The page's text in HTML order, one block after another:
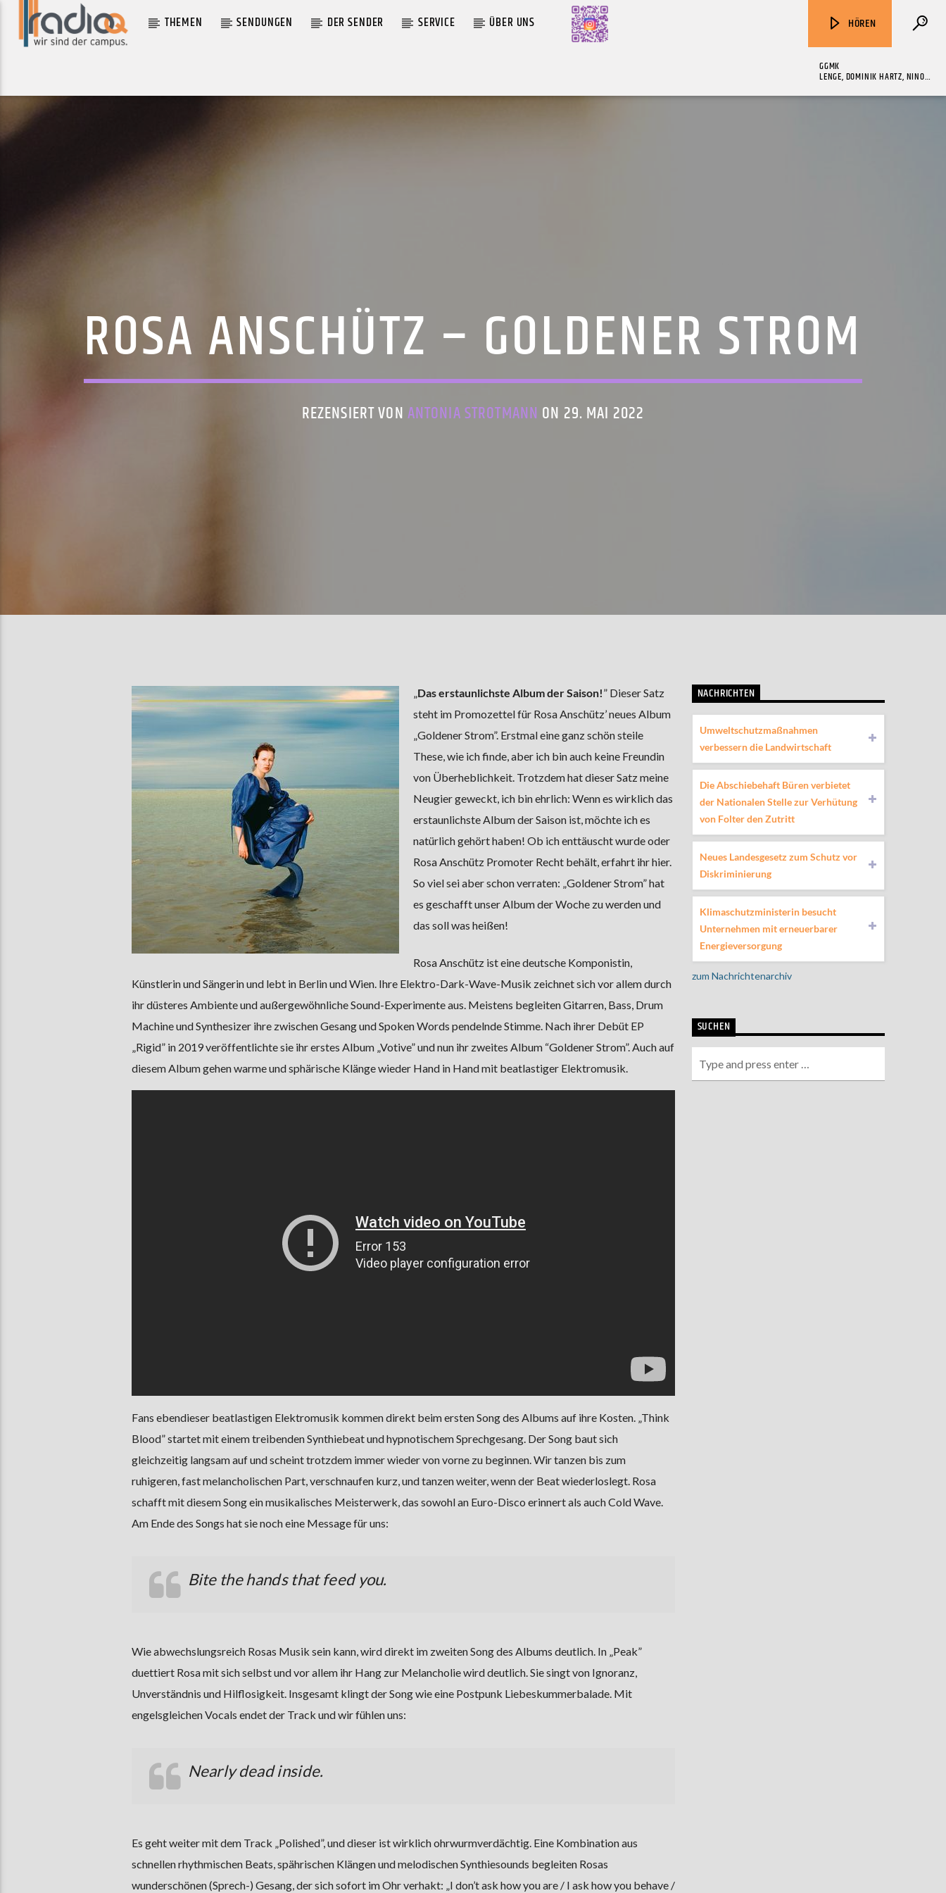
THEMEN SENDUNGEN DER SENDER SERVICE ÜBER UNS HÖREN
GGMK
LENGE, DOMINIK HARTZ, NINO,
ROSA ANSCHÜTZ – GOLDENER STROM
REZENSIERT VON ANTONIA STROTMANN ON 29. MAI 2022
„Das erstaunlichste Album der Saison!” Dieser Satz
steht im Promozettel für Rosa Anschütz’ neues Album
„Goldener Strom”. Erstmal eine ganz schön steile
These, wie ich finde, aber ich bin auch keine Freundin
von Überheblichkeit. Trotzdem hat dieser Satz meine
Neugier geweckt, ich bin ehrlich: Wenn es wirklich das
erstaunlichste Album der Saison ist, möchte ich es
natürlich gehört haben! Ob ich enttäuscht wurde oder
Rosa Anschütz Promoter Recht behält, erfahrt ihr hier.
So viel sei aber schon verraten: „Goldener Strom” hat
es geschafft unser Album der Woche zu werden und
das soll was heißen!
Rosa Anschütz ist eine deutsche Komponistin,
Künstlerin und Sängerin und lebt in Berlin und Wien. Ihre Elektro-Dark-Wave-Musik zeichnet sich vor allem durch
ihr düsteres Ambiente und außergewöhnliche Sound-Experimente aus. Meistens begleiten Gitarren, Bass, Drum
Machine und Synthesizer ihre zwischen Gesang und Spoken Words pendelnde Stimme. Nach ihrer Debüt EP
„Rigid” in 2019 veröffentlichte sie ihr erstes Album „Votive” und nun ihr zweites Album “Goldener Strom”. Auch auf
diesem Album gehen warme und sphärische Klänge wieder Hand in Hand mit beatlastiger Elektromusik.
Fans ebendieser beatlastigen Elektromusik kommen direkt beim ersten Song des Albums auf ihre Kosten. „Think
Blood” startet mit einem treibenden Synthiebeat und hypnotischem Sprechgesang. Der Song baut sich
gleichzeitig langsam auf und scheint trotzdem immer wieder von vorne zu beginnen. Wir tanzen bis zum
ruhigeren, fast melancholischen Part, verschnaufen kurz, und tanzen weiter, wenn der Beat wiederloslegt. Rosa
schafft mit diesem Song ein musikalisches Meisterwerk, das sowohl an Euro-Disco erinnert als auch Cold Wave.
Am Ende des Songs hat sie noch eine Message für uns:
Bite the hands that feed you.
Wie abwechslungsreich Rosas Musik sein kann, wird direkt im zweiten Song des Albums deutlich. In „Peak”
duettiert Rosa mit sich selbst und vor allem ihr Hang zur Melancholie wird deutlich. Sie singt von Ignoranz,
Unverständnis und Hilflosigkeit. Insgesamt klingt der Song wie eine Postpunk Liebeskummerbalade. Mit
engelsgleichen Vocals endet der Track und wir fühlen uns:
Nearly dead inside.
Es geht weiter mit dem Track „Polished”, und dieser ist wirklich ohrwurmverdächtig. Eine Kombination aus
schnellen rhythmischen Beats, spährischen Klängen und melodischen Synthiesounds begleiten Rosas
wunderschönen (Sprech-) Gesang, der sich sofort im Ohr verhakt: „I don’t ask how you are / I ask how you behave /
NACHRICHTEN
Umweltschutzmaßnahmen
verbessern die Landwirtschaft
Die Abschiebehaft Büren verbietet
der Nationalen Stelle zur Verhütung
von Folter den Zutritt
Neues Landesgesetz zum Schutz vor
Diskriminierung
Klimaschutzministerin besucht
Unternehmen mit erneuerbarer
Energieversorgung
zum Nachrichtenarchiv
SUCHEN